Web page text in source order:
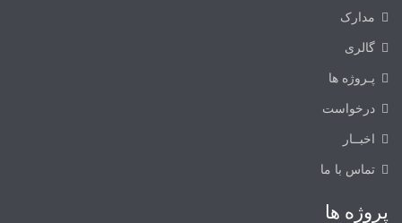
مدارک
گالری
پـروژه ها
درخواست
اخبــار
تماس با ما
پروژه ها